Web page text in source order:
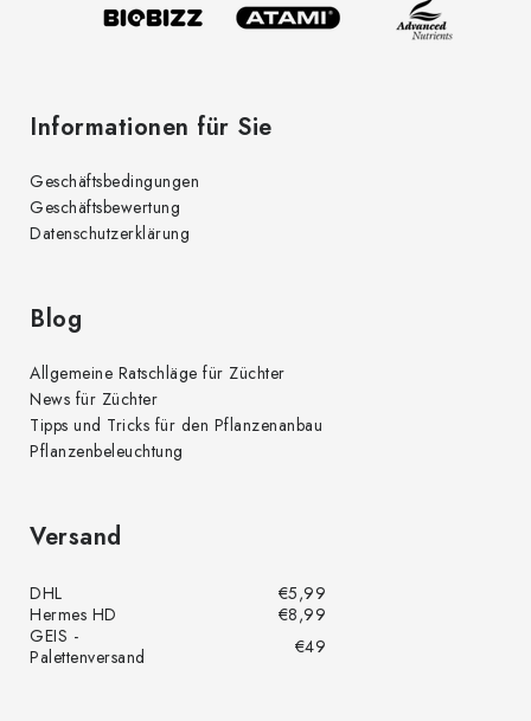
Informationen für Sie
Geschäftsbedingungen
Geschäftsbewertung
Datenschutzerklärung
Blog
Allgemeine Ratschläge für Züchter
News für Züchter
Tipps und Tricks für den Pflanzenanbau
Pflanzenbeleuchtung
Versand
DHL
€5,99
Hermes HD
€8,99
GEIS -
Palettenversand
€49